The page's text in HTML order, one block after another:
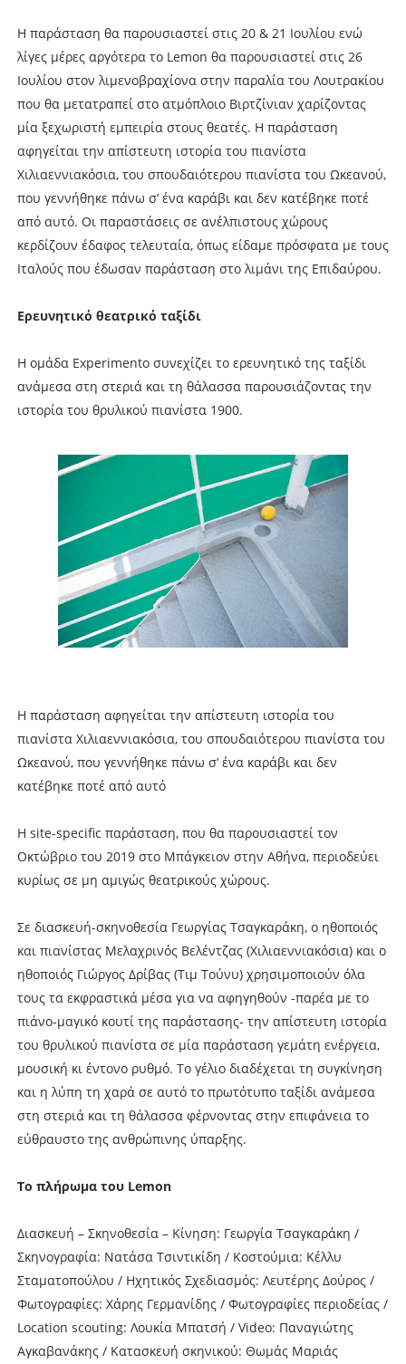
Η παράσταση θα παρουσιαστεί στις 20 & 21 Ιουλίου ενώ
λίγες μέρες αργότερα το Lemon θα παρουσιαστεί στις 26
Ιουλίου στον λιμενοβραχίονα στην παραλία του Λουτρακίου
που θα μετατραπεί στο ατμόπλοιο Βιρτζίνιαν χαρίζοντας
μία ξεχωριστή εμπειρία στους θεατές. Η παράσταση
αφηγείται την απίστευτη ιστορία του πιανίστα
Χιλιαεννιακόσια, του σπουδαιότερου πιανίστα του Ωκεανού,
που γεννήθηκε πάνω σ’ ένα καράβι και δεν κατέβηκε ποτέ
από αυτό. Οι παραστάσεις σε ανέλπιστους χώρους
κερδίζουν έδαφος τελευταία, όπως είδαμε πρόσφατα με τους
Ιταλούς που έδωσαν παράσταση στο λιμάνι της Επιδαύρου.
Ερευνητικό θεατρικό ταξίδι
H oμάδα Experimento συνεχίζει το ερευνητικό της ταξίδι
ανάμεσα στη στεριά και τη θάλασσα παρουσιάζοντας την
ιστορία του θρυλικού πιανίστα 1900.
Η παράσταση αφηγείται την απίστευτη ιστορία του
πιανίστα Χιλιαεννιακόσια, του σπουδαιότερου πιανίστα του
Ωκεανού, που γεννήθηκε πάνω σ’ ένα καράβι και δεν
κατέβηκε ποτέ από αυτό
Η site-specific παράσταση, που θα παρουσιαστεί τον
Οκτώβριο του 2019 στο Μπάγκειον στην Αθήνα, περιοδεύει
κυρίως σε μη αμιγώς θεατρικούς χώρους.
Σε διασκευή-σκηνοθεσία Γεωργίας Τσαγκαράκη, ο ηθοποιός
και πιανίστας Μελαχρινός Βελέντζας (Χιλιαεννιακόσια) και ο
ηθοποιός Γιώργος Δρίβας (Τιμ Τούνυ) χρησιμοποιούν όλα
τους τα εκφραστικά μέσα για να αφηγηθούν -παρέα με το
πιάνο-μαγικό κουτί της παράστασης- την απίστευτη ιστορία
του θρυλικού πιανίστα σε μία παράσταση γεμάτη ενέργεια,
μουσική κι έντονο ρυθμό. Το γέλιο διαδέχεται τη συγκίνηση
και η λύπη τη χαρά σε αυτό το πρωτότυπο ταξίδι ανάμεσα
στη στεριά και τη θάλασσα φέρνοντας στην επιφάνεια το
εύθραυστο της ανθρώπινης ύπαρξης.
Το πλήρωμα του Lemon
Διασκευή – Σκηνοθεσία – Κίνηση: Γεωργία Τσαγκαράκη /
Σκηνογραφία: Νατάσα Τσιντικίδη / Κοστούμια: Κέλλυ
Σταματοπούλου / Ηχητικός Σχεδιασμός: Λευτέρης Δούρος /
Φωτογραφίες: Χάρης Γερμανίδης / Φωτογραφίες περιοδείας /
Location scouting: Λουκία Μπατσή / Video: Παναγιώτης
Αγκαβανάκης / Κατασκευή σκηνικού: Θωμάς Μαριάς